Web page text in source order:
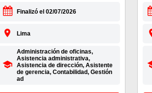
Finalizó el 02/07/2026
Lima
Administración de oficinas,
Asistencia administrativa,
Asistencia de dirección, Asistente
de gerencia, Contabilidad, Gestión
ad